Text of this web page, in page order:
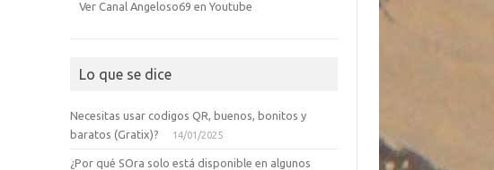
Ver Canal Angeloso69 en Youtube
Lo que se dice
Necesitas usar codigos QR, buenos, bonitos y
baratos (Gratix)?
14/01/2025
¿Por qué SOra solo está disponible en algunos